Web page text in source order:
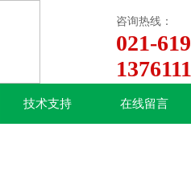
咨询热线：
021-
技术支持 在线留言